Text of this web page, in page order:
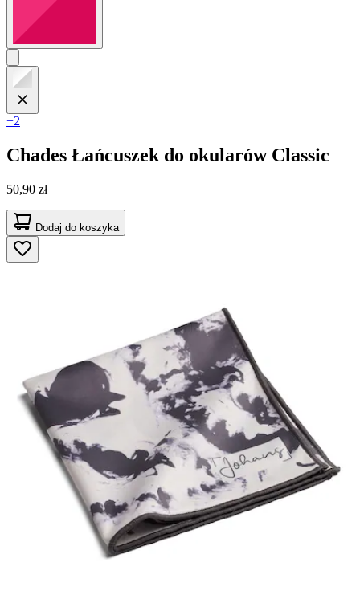
+2
Chades Łańcuszek do okularów Classic
50,90 zł
Dodaj do koszyka